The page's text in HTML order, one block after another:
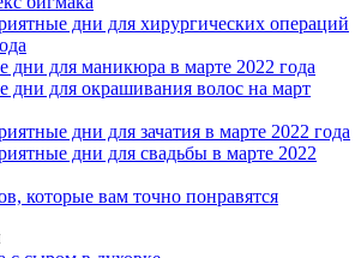
дни для хирургических операций
дни для маникюра в марте 2022 года
дни для окрашивания волос на март
дни для зачатия в марте 2022 года
дни для свадьбы в марте 2022
которые вам точно понравятся